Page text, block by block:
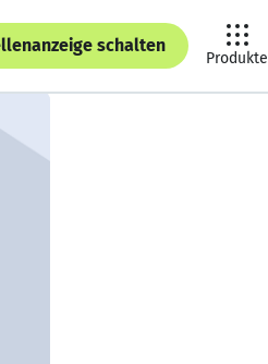
schalten
Produkte